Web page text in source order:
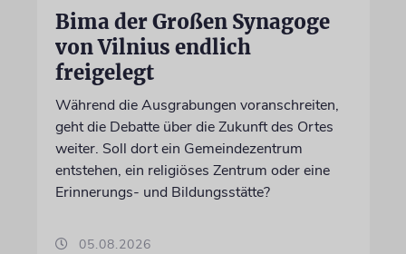
Bima der Großen Synagoge
von Vilnius endlich
freigelegt
Während die Ausgrabungen voranschreiten,
geht die Debatte über die Zukunft des Ortes
weiter. Soll dort ein Gemeindezentrum
entstehen, ein religiöses Zentrum oder eine
Erinnerungs- und Bildungsstätte?
05.08.2026